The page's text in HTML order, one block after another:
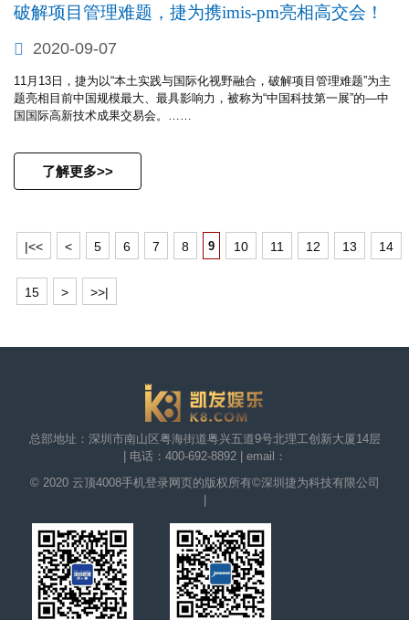
破解项目管理难题，捷为携imis-pm亮相高交会！
2020-09-07
11月13日，捷为以“本土实践与国际化视野融合，破解项目管理难题”为主
题亮相目前中国规模最大、最具影响力，被称为“中国科技第一展”的—中
国国际高新技术成果交易会。……
了解更多>>
|<< < 5 6 7 8 9 10 11 12 13 14
15 > >>|
总部地址：深圳市南山区粤海街道粤兴五道9号北理工创新大厦14层
| 电话：400-692-8892 | email：
© 2020 云顶4008手机登录网页的版权所有©深圳捷为科技有限公司